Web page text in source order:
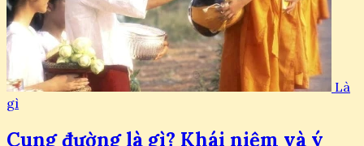
Là
gì
Cung đường là gì? Khái niệm và ý